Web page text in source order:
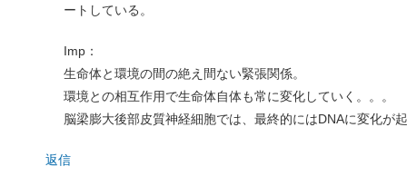
ートしている。
Imp：
生命体と環境の間の絶え間ない緊張関係。
環境との相互作用で生命体自体も常に変化していく。。。
脳梁膨大後部皮質神経細胞では、最終的にはDNAに変化が
返信